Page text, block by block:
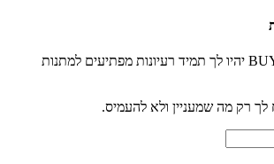
עם הניוזלטר של BUYME יהיו לך תמיד רעיונות מפתיעים למתנות
לך רק מה שמעניין ולא להעמיס.